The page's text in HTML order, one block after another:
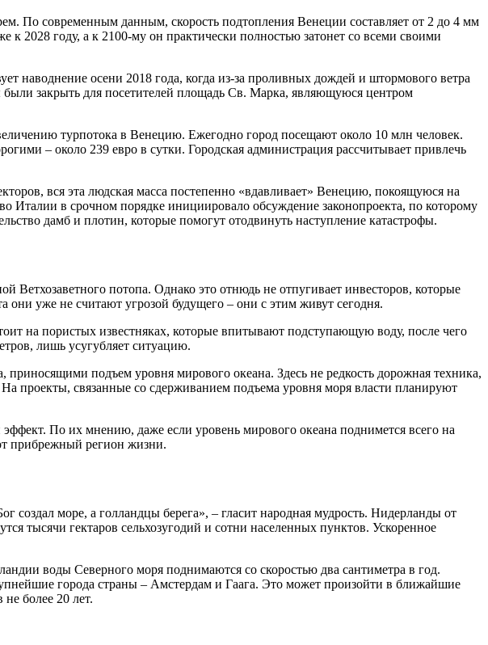
По современным данным, скорость подтопления Венеции составляет от 2 до 4 мм
2028 году, а к 2100-му он практически полностью затонет со всеми своими
наводнение осени 2018 года, когда из-за проливных дождей и штормового ветра
закрыть для посетителей площадь Св. Марка, являющуюся центром
турпотока в Венецию. Ежегодно город посещают около 10 млн человек.
– около 239 евро в сутки. Городская администрация рассчитывает привлечь
вся эта людская масса постепенно «вдавливает» Венецию, покоящуюся на
Италии в срочном порядке инициировало обсуждение законопроекта, по которому
дамб и плотин, которые помогут отодвинуть наступление катастрофы.
потопа. Однако это отнюдь не отпугивает инвесторов, которые
уже не считают угрозой будущего – они с этим живут сегодня.
на пористых известняках, которые впитывают подступающую воду, после чего
лишь усугубляет ситуацию.
подъем уровня мирового океана. Здесь не редкость дорожная техника,
проекты, связанные со сдерживанием подъема уровня моря власти планируют
По их мнению, даже если уровень мирового океана поднимется всего на
прибрежный регион жизни.
создал море, а голландцы берега», – гласит народная мудрость. Нидерланды от
тысячи гектаров сельхозугодий и сотни населенных пунктов. Ускоренное
воды Северного моря поднимаются со скоростью два сантиметра в год.
города страны – Амстердам и Гаага. Это может произойти в ближайшие
более 20 лет.